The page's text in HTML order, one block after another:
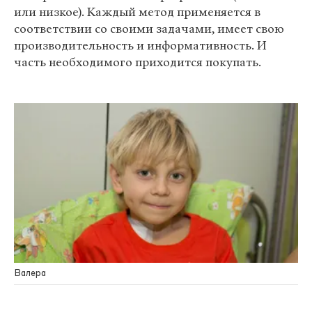
или низкое). Каждый метод применяется в
соответствии со своими задачами, имеет свою
производительность и информативность. И
часть необходимого приходится покупать.
Валера